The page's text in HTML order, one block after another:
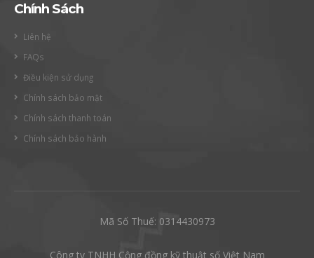
Chính Sách
Liên hệ
FAQs
Điều kiện sử dụng
Chính sách bảo mật
Chính sách thanh toán
Chính sách bảo hành
Mã Số Thuế: 0314430973
Công ty TNHH Cộng đồng kỹ thuật số Việt Nam